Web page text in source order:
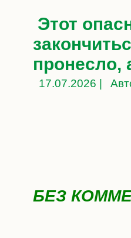
Этот
17.07.2026 |
БЕЗ